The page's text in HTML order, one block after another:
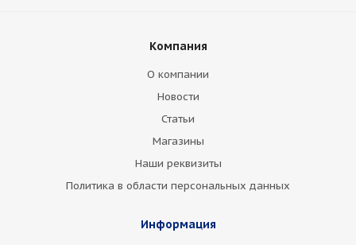
Компания
О компании
Новости
Статьи
Магазины
Наши реквизиты
Политика в области персональных данных
Информация